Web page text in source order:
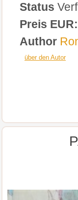
Status
Preis EUR:
Author
über den Autor